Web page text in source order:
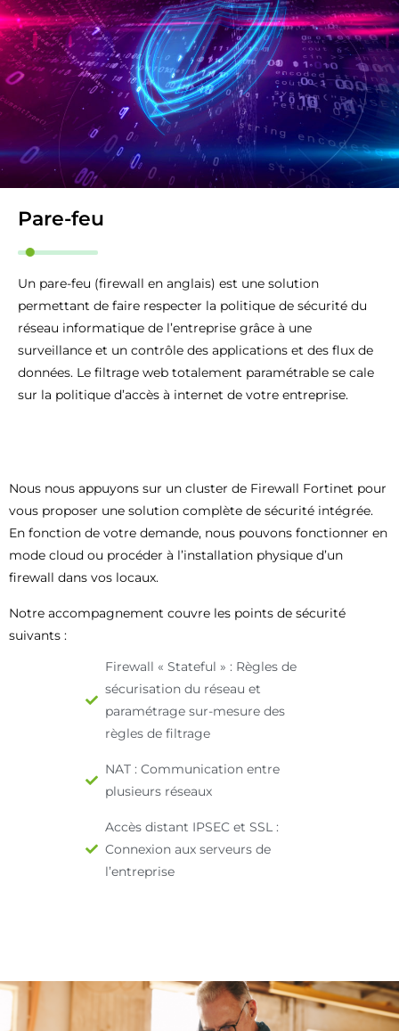
Pare-feu
Un pare-feu (firewall en anglais) est une solution
permettant de faire respecter la politique de sécurité du
réseau informatique de l’entreprise grâce à une
surveillance et un contrôle des applications et des flux de
données. Le filtrage web totalement paramétrable se cale
sur la politique d’accès à internet de votre entreprise.
Nous nous appuyons sur un cluster de Firewall Fortinet pour
vous proposer une solution complète de sécurité intégrée.
En fonction de votre demande, nous pouvons fonctionner en
mode cloud ou procéder à l’installation physique d’un
firewall dans vos locaux.
Notre accompagnement couvre les points de sécurité
suivants :
Firewall « Stateful » : Règles de
sécurisation du réseau et
paramétrage sur-mesure des
règles de filtrage
NAT : Communication entre
plusieurs réseaux
Accès distant IPSEC et SSL :
Connexion aux serveurs de
l’entreprise